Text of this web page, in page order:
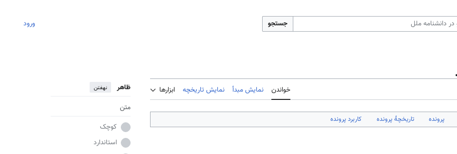
جستجو ورود
خواندن نمایش مبدأ نمایش تاریخچه ابزارها ظاهر نهفتن
متن
کوچک
استاندارد
پرونده تاریخچهٔ پرونده کاربرد پرونده